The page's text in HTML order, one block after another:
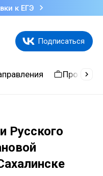
к ЕГЭ
Подписаться
Русского